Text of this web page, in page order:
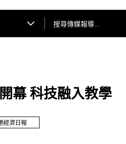
搜尋傳媒報導...
幕 科技融入教學
經濟日報